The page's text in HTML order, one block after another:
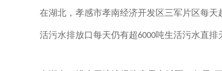
在湖北， 孝感市孝南经济开发区三军片区每
活污水排放口每天仍有超6000吨生活污水直排